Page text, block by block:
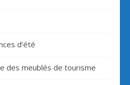
d’été
des meublés de tourisme